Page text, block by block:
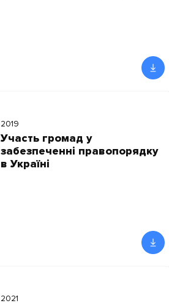
2019
Участь громад у
забезпеченні правопорядку
в Україні
2021